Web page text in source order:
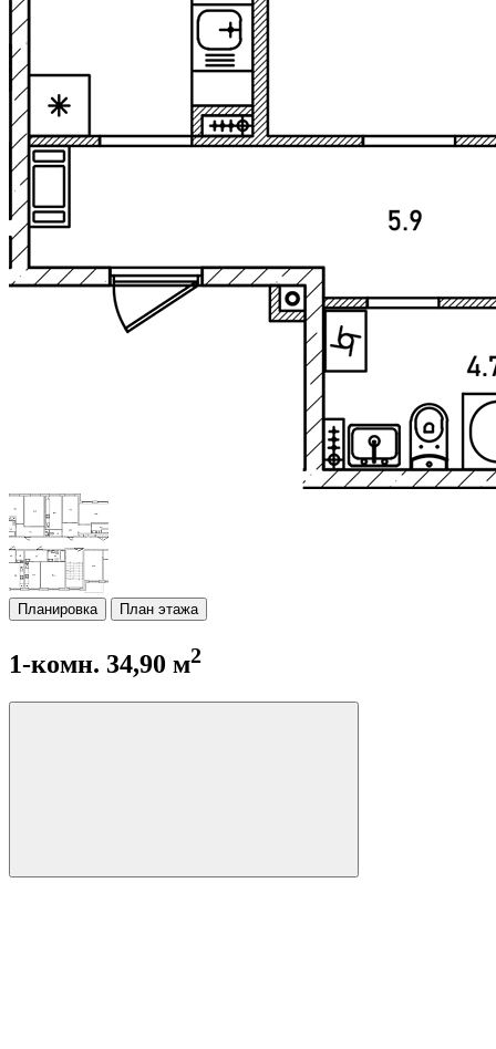
Планировка План этажа
1-комн. 34,90 м2